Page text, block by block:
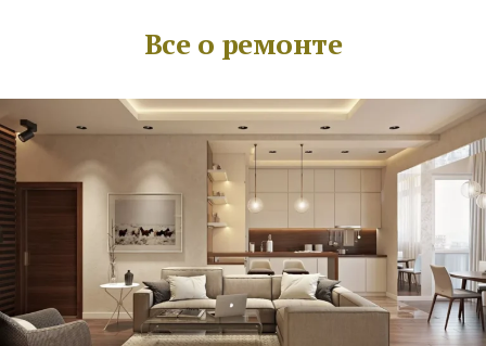
Все о ремонте